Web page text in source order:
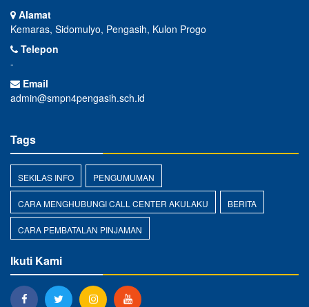
Alamat
Kemaras, Sidomulyo, Pengasih, Kulon Progo
Telepon
-
Email
admin@smpn4pengasih.sch.id
Tags
SEKILAS INFO PENGUMUMAN
CARA MENGHUBUNGI CALL CENTER AKULAKU BERITA
CARA PEMBATALAN PINJAMAN
Ikuti Kami